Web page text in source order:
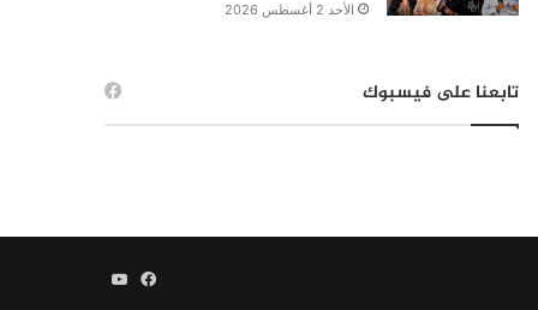
الأحد 2 أغسطس 2026
تابعنا على فيسبوك
فيسبوكيوتيوب